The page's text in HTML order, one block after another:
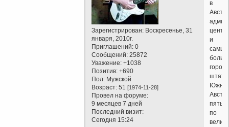
Зарегистрирован: Воскресенье, 31
января, 2010г.
Приглашений: 0
Сообщений: 25872
Уважение: +1038
Позитив: +690
Пол: Мужской
Возраст: 51[1974-11-28]
Провел на форуме:
9 месяцев 7 дней
Последний визит:
Сегодня 15:24
в
центр
и
самый
город
штата
пятый
по